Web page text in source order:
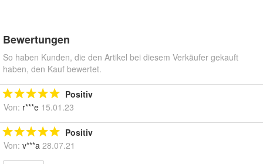
Bewertungen
So haben Kunden, die den Artikel bei diesem Verkäufer gekauft
haben, den Kauf bewertet.
Positiv
Von: r***e 15.01.23
Positiv
Von: v***a 28.07.21